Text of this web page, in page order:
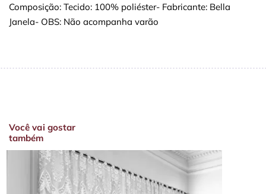
Composição: Tecido: 100% poliéster- Fabricante: Bella
Janela- OBS: Não acompanha varão
Você vai gostar
também